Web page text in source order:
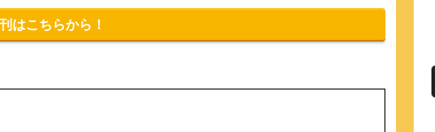
はこちらから！